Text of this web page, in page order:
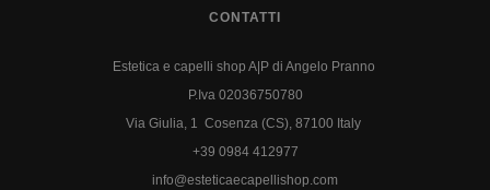
CONTATTI
Estetica e capelli shop A|P di Angelo Pranno
P.Iva 02036750780
Via Giulia, 1 Cosenza (CS), 87100 Italy
+39 0984 412977
info@esteticaecapellishop.com